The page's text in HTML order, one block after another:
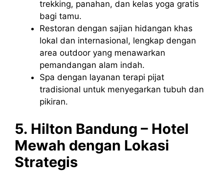
trekking, panahan, dan kelas yoga gratis
bagi tamu.
Restoran dengan sajian hidangan khas
lokal dan internasional, lengkap dengan
area outdoor yang menawarkan
pemandangan alam indah.
Spa dengan layanan terapi pijat
tradisional untuk menyegarkan tubuh dan
pikiran.
5. Hilton Bandung – Hotel
Mewah dengan Lokasi
Strategis